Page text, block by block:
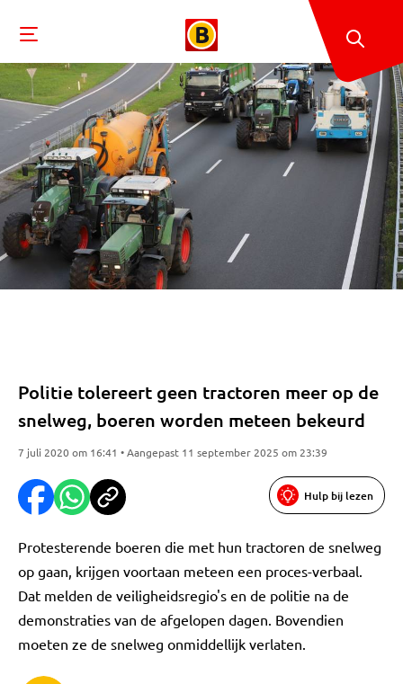
Politie tolereert geen tractoren meer op de
snelweg, boeren worden meteen bekeurd
7 juli 2020 om 16:41 • Aangepast 11 september 2025 om 23:39
Hulp bij lezen
Protesterende boeren die met hun tractoren de snelweg
op gaan, krijgen voortaan meteen een proces-verbaal.
Dat melden de veiligheidsregio's en de politie na de
demonstraties van de afgelopen dagen. Bovendien
moeten ze de snelweg onmiddellijk verlaten.